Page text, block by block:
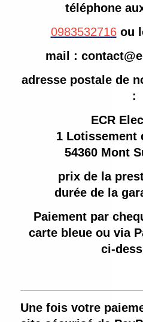
téléphone
0983532716 ou
mail :
adresse postale de
:
ECR
1 Lotissement
54360 Mont
prix de la
durée de la
Paiement par
carte bleue ou via
ci-
Une fois votre